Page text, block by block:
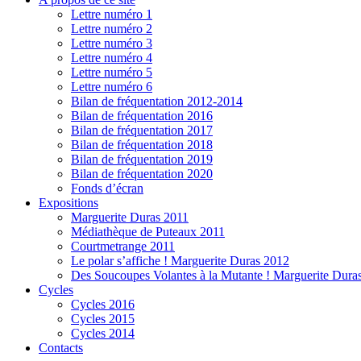
Lettre numéro 1
Lettre numéro 2
Lettre numéro 3
Lettre numéro 4
Lettre numéro 5
Lettre numéro 6
Bilan de fréquentation 2012-2014
Bilan de fréquentation 2016
Bilan de fréquentation 2017
Bilan de fréquentation 2018
Bilan de fréquentation 2019
Bilan de fréquentation 2020
Fonds d’écran
Expositions
Marguerite Duras 2011
Médiathèque de Puteaux 2011
Courtmetrange 2011
Le polar s’affiche ! Marguerite Duras 2012
Des Soucoupes Volantes à la Mutante ! Marguerite
Cycles
Cycles 2016
Cycles 2015
Cycles 2014
Contacts